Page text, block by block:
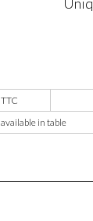
in table